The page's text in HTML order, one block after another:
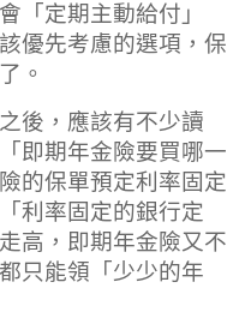
「定期主動給付」
優先考慮的選項，保
。
後，應該有不少讀
即期年金險要買哪一
的保單預定利率固定
利率固定的銀行定
高，即期年金險又不
只能領「少少的年